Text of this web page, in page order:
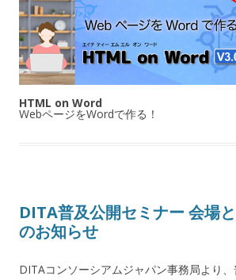
HTML on Word
WebページをWordで作る！
DITA普及公開セミナー 会場
のお知らせ
DITAコンソーシアムジャパン事務局より